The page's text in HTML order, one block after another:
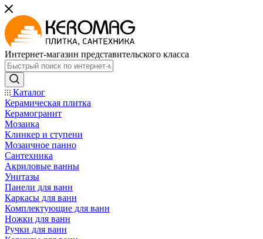
Интернет-магазин представительского класса
Каталог
Керамическая плитка
Керамогранит
Мозаика
Клинкер и ступени
Мозаичное панно
Сантехника
Акриловые ванны
Унитазы
Панели для ванн
Каркасы для ванн
Комплектующие для ванн
Ножки для ванн
Ручки для ванн